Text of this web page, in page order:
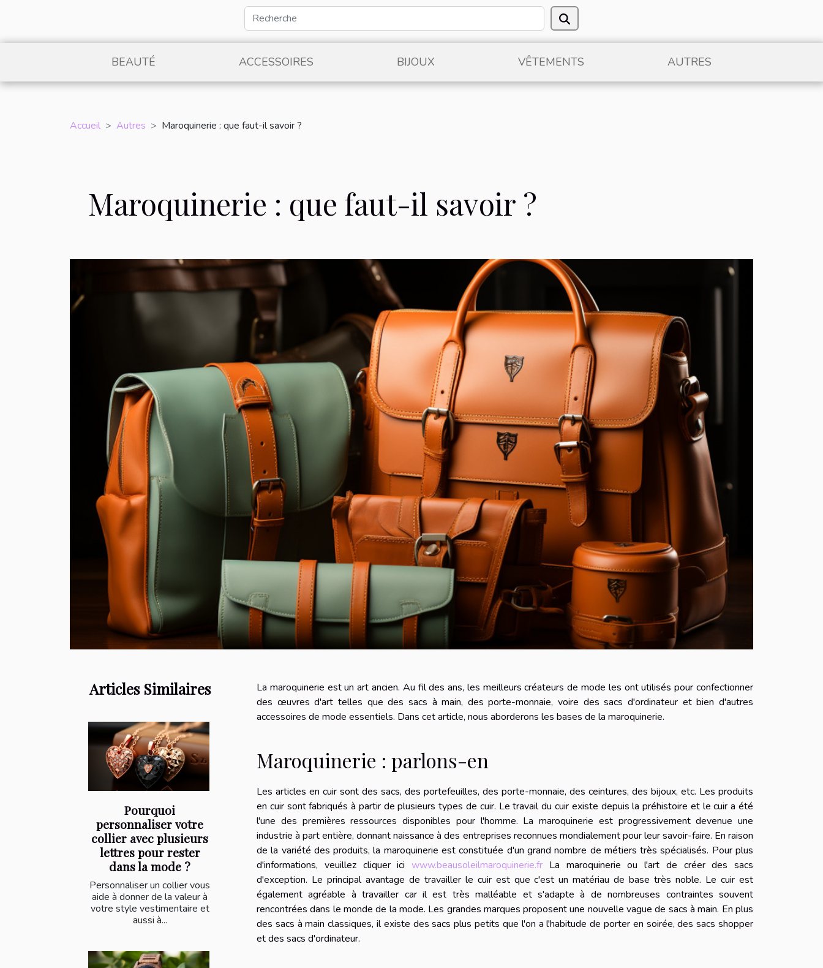
BEAUTÉ ACCESSOIRES BIJOUX VÊTEMENTS AUTRES
Accueil Autres Maroquinerie : que faut-il savoir ?
Maroquinerie : que faut-il savoir ?
Articles Similaires
Pourquoi
personnaliser votre
collier avec plusieurs
lettres pour rester
dans la mode ?
Personnaliser un collier vous
aide à donner de la valeur à
votre style vestimentaire et
aussi à...
La maroquinerie est un art ancien. Au fil des ans, les meilleurs créateurs de mode les ont utilisés pour confectionner
des œuvres d'art telles que des sacs à main, des porte-monnaie, voire des sacs d'ordinateur et bien d'autres
accessoires de mode essentiels. Dans cet article, nous aborderons les bases de la maroquinerie.
Maroquinerie : parlons-en
Les articles en cuir sont des sacs, des portefeuilles, des porte-monnaie, des ceintures, des bijoux, etc. Les produits
en cuir sont fabriqués à partir de plusieurs types de cuir. Le travail du cuir existe depuis la préhistoire et le cuir a été
l'une des premières ressources disponibles pour l'homme. La maroquinerie est progressivement devenue une
industrie à part entière, donnant naissance à des entreprises reconnues mondialement pour leur savoir-faire. En raison
de la variété des produits, la maroquinerie est constituée d'un grand nombre de métiers très spécialisés. Pour plus
d'informations, veuillez cliquer ici www.beausoleilmaroquinerie.fr La maroquinerie ou l'art de créer des sacs
d'exception. Le principal avantage de travailler le cuir est que c'est un matériau de base très noble. Le cuir est
également agréable à travailler car il est très malléable et s'adapte à de nombreuses contraintes souvent
rencontrées dans le monde de la mode. Les grandes marques proposent une nouvelle vague de sacs à main. En plus
des sacs à main classiques, il existe des sacs plus petits que l'on a l'habitude de porter en soirée, des sacs shopper
et des sacs d'ordinateur.